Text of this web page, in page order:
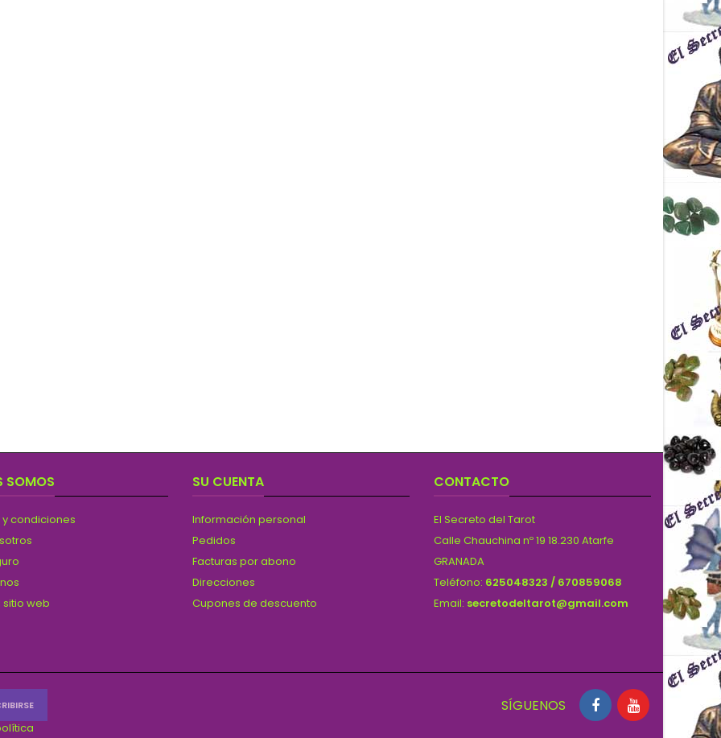
SOMOS
condiciones
web
SU CUENTA
Información personal
Pedidos
Facturas por abono
Direcciones
Cupones de descuento
CONTACTO
El Secreto del Tarot
Calle Chauchina nº 19 18.230 Atarfe
GRANADA
Teléfono: 625048323 / 670859068
Email: secretodeltarot@gmail.com
SÍGUENOS